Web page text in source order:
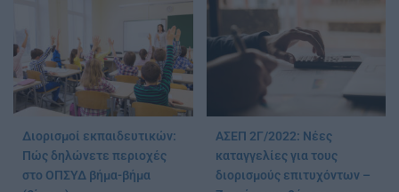
Διορισμοί εκπαιδευτικών:
Πώς δηλώνετε περιοχές
στο ΟΠΣΥΔ βήμα-βήμα
ΑΣΕΠ 2Γ/2022: Νέες
καταγγελίες για τους
διορισμούς επιτυχόντων –